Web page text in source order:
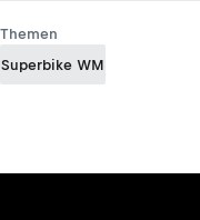
Themen
Superbike WM